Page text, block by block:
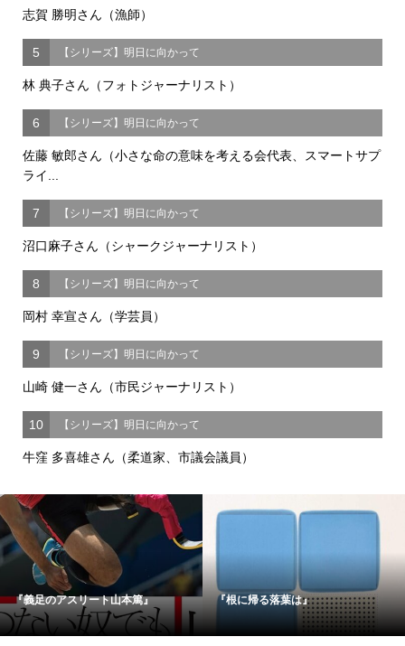
志賀 勝明さん（漁師）
5 【シリーズ】明日に向かって
林 典子さん（フォトジャーナリスト）
6 【シリーズ】明日に向かって
佐藤 敏郎さん（小さな命の意味を考える会代表、スマートサプ
ライ...
7 【シリーズ】明日に向かって
沼口麻子さん（シャークジャーナリスト）
8 【シリーズ】明日に向かって
岡村 幸宣さん（学芸員）
9 【シリーズ】明日に向かって
山崎 健一さん（市民ジャーナリスト）
10 【シリーズ】明日に向かって
牛窪 多喜雄さん（柔道家、市議会議員）
『義足のアスリート山本篤』 『根に帰る落葉は』